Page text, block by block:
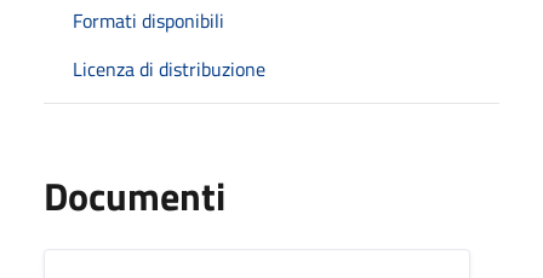
Formati disponibili
Licenza di distribuzione
Documenti